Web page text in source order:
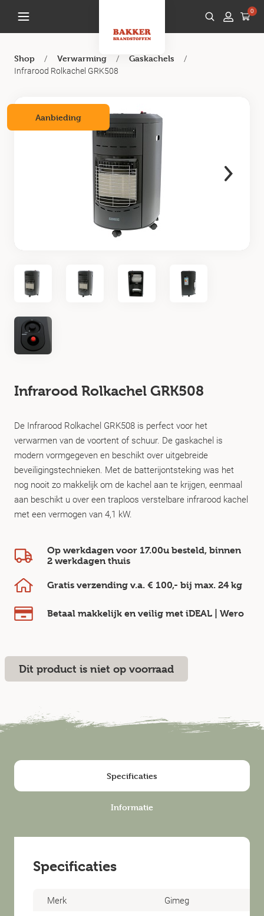
0
Shop / Verwarming / Gaskachels
/
Infrarood Rolkachel GRK508
Aanbieding
Infrarood Rolkachel GRK508
De Infrarood Rolkachel GRK508 is perfect voor het
verwarmen van de voortent of schuur. De gaskachel is
modern vormgegeven en beschikt over uitgebreide
beveiligingstechnieken. Met de batterijontsteking was het
nog nooit zo makkelijk om de kachel aan te krijgen, eenmaal
aan beschikt u over een traploos verstelbare infrarood kachel
met een vermogen van 4,1 kW.
Op werkdagen voor 17.00u besteld, binnen
2 werkdagen thuis
Gratis verzending v.a. € 100,- bij max. 24 kg
Betaal makkelijk en veilig met iDEAL | Wero
Dit product is niet op voorraad
Specificaties
Informatie
Specificaties
Merk
Gimeg